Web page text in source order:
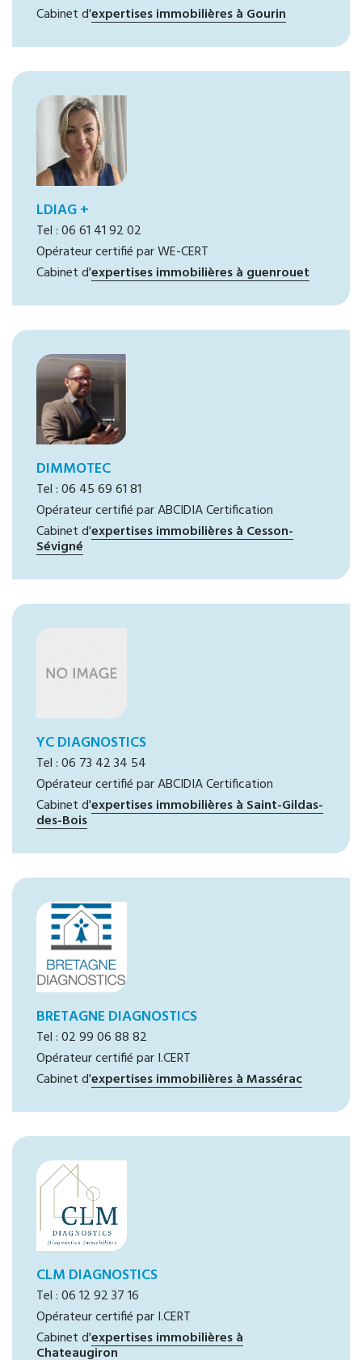
Cabinet d'expertises immobilières à Gourin
LDIAG +
Tel : 06 61 41 92 02
Opérateur certifié par WE-CERT
Cabinet d'expertises immobilières à guenrouet
DIMMOTEC
Tel : 06 45 69 61 81
Opérateur certifié par ABCIDIA Certification
Cabinet d'expertises immobilières à Cesson-
Sévigné
YC DIAGNOSTICS
Tel : 06 73 42 34 54
Opérateur certifié par ABCIDIA Certification
Cabinet d'expertises immobilières à Saint-Gildas-
des-Bois
BRETAGNE DIAGNOSTICS
Tel : 02 99 06 88 82
Opérateur certifié par I.CERT
Cabinet d'expertises immobilières à Massérac
CLM DIAGNOSTICS
Tel : 06 12 92 37 16
Opérateur certifié par I.CERT
Cabinet d'expertises immobilières à
Chateaugiron